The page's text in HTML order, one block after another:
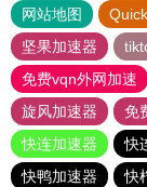
网站地图
坚果加速器
免费vqn外网加速
旋风加速器
免
快连加速器
快
快鸭加速器
快